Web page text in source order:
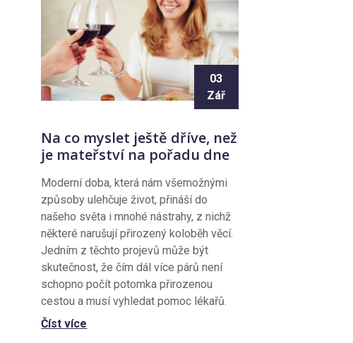
03
Zář
Na co myslet ještě dříve, než
je mateřství na pořadu dne
Moderní doba, která nám všemožnými
způsoby ulehčuje život, přináší do
našeho světa i mnohé nástrahy, z nichž
některé narušují přirozený koloběh věcí.
Jedním z těchto projevů může být
skutečnost, že čím dál více párů není
schopno počít potomka přirozenou
cestou a musí vyhledat pomoc lékařů.
Číst více